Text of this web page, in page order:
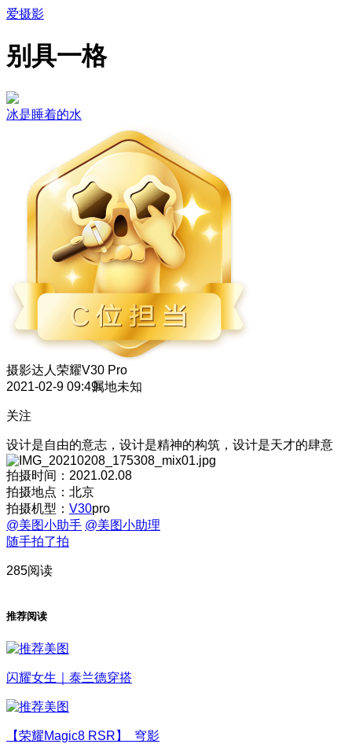
爱摄影
别具一格
冰是睡着的水
摄影达人 荣耀V30 Pro
2021-02-9 09:49属地未知
关注
设计是自由的意志，设计是精神的构筑，设计是天才的肆意
拍摄时间：2021.02.08
拍摄地点：北京
拍摄机型： V30pro
@美图小助手 @美图小助理
随手拍了拍
285阅读
推荐阅读
闪耀女生｜泰兰德穿搭
【荣耀Magic8 RSR】 穹影